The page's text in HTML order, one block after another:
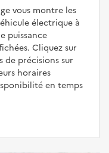
vous montre les
électrique à
puissance
Cliquez sur
de précisions sur
horaires
en temps